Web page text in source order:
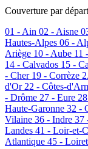
Couverture par
01 - Ain 02 - Aisne
Hautes-Alpes 06 -
Ariège 10 - Aube 11
14 - Calvados 15 -
- Cher 19 - Corrèze
d'Or22 - Côtes-
- Drôme 27 - Eure
Haute-Garonne 32 -
Vilaine 36 - Indre 37
Landes 41 - Loir-et-
Atlantique 45 - Loiret